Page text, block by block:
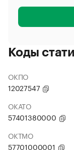
Коды
ОКПО
12027547
ОКАТО
57401380000
ОКТМО
57701000001